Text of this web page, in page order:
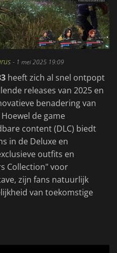
- 1 mei 2025 19:09
heeft zich al snel ontpopt
releases van 2025 en
benadering van
de game
content (DLC) biedt
in de Deluxe en
outfits en
Collection" voor
zijn fans natuurlijk
van toekomstige